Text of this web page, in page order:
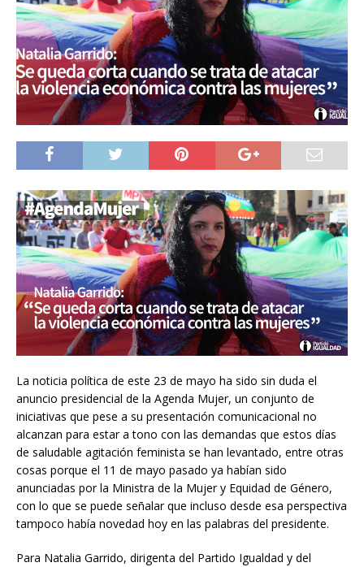
La noticia política de este 23 de mayo ha sido sin duda el
anuncio presidencial de la Agenda Mujer, un conjunto de
iniciativas que pese a su presentación comunicacional no
alcanzan para estar a tono con las demandas que estos días
de saludable agitación feminista se han levantado, entre otras
cosas porque el 11 de mayo pasado ya habían sido
anunciadas por la Ministra de la Mujer y Equidad de Género,
con lo que se puede señalar que incluso desde esa perspectiva
tampoco había novedad hoy en las palabras del presidente.
Para Natalia Garrido, dirigenta del Partido Igualdad y del